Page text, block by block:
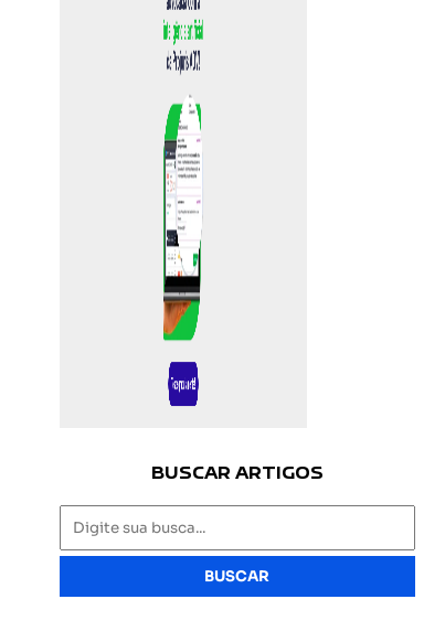
BUSCAR ARTIGOS
BUSCAR